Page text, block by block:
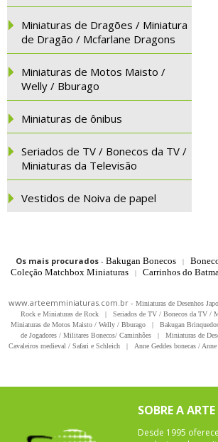
Miniaturas de Dragões / Miniatura
de Dragão / Mcfarlane Dragons
Miniaturas de Motos Maisto /
Welly / Bburago
Miniaturas de ônibus
Seriados de TV / Bonecos da TV /
Miniaturas da Televisão
Vestidos de Noiva de papel
Os mais procurados- Bakugan Bonecos |
Coleção Matchbox Miniaturas
| Carrinhos do
www.arteemminiaturas.com.br - Miniaturas de Desenhos
Rock e Miniaturas de Rock
| Seriados de TV / Bonecos da TV /
Miniaturas de Motos Maisto / Welly / Bburago
| Bakugan
de Jogadores / Militares Bonecos/ Caminhões
|
Miniaturas de
Cavaleiros medieval / Safari e Schleich
| Anne Geddes bonecas / Anne
SOBRE A
Desde 1995